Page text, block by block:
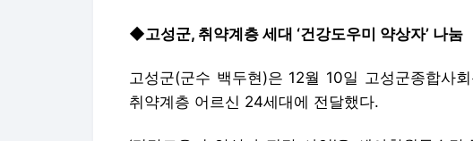
◆고성군, 취약계층 세대 ‘건강도우미 약상자’ 나눔
고성군(군수 백두현)은 12월 10일 고성군종합사
취약계층 어르신 24세대에 전달했다.